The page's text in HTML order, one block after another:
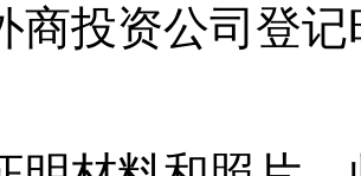
商投资公司登